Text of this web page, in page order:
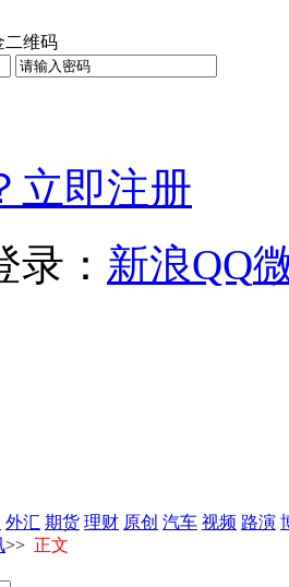
立即注册
： 新浪QQ
外汇 期货 理财 原创 汽车 视频 路演
>> 正文